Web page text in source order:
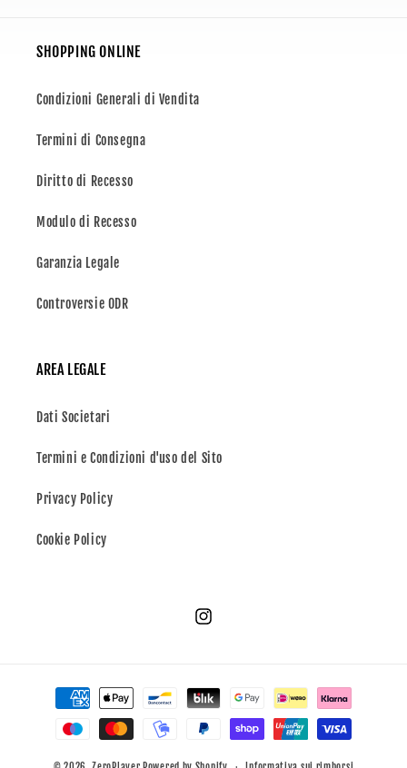
SHOPPING ONLINE
Condizioni Generali di Vendita
Termini di Consegna
Diritto di Recesso
Modulo di Recesso
Garanzia Legale
Controversie ODR
AREA LEGALE
Dati Societari
Termini e Condizioni d'uso del Sito
Privacy Policy
Cookie Policy
Instagram
Metodi
pagamento